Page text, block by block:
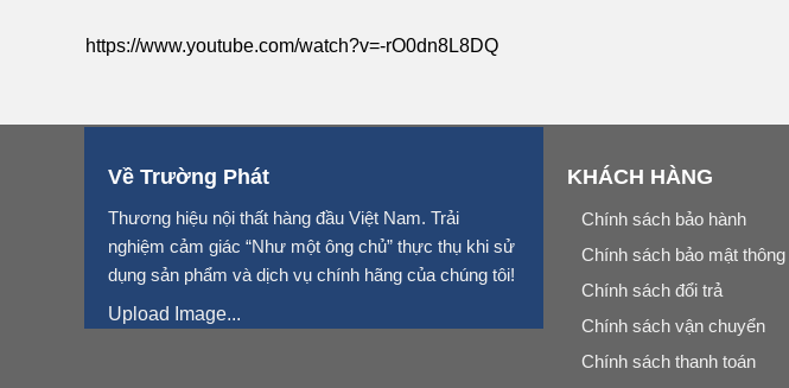
https://www.youtube.com/watch?v=-rO0dn8L8DQ
Về Trường Phát
Thương hiệu nội thất hàng đầu Việt Nam. Trải
nghiệm cảm giác “Như một ông chủ” thực thụ khi sử
dụng sản phẩm và dịch vụ chính hãng của chúng tôi!
Upload Image...
KHÁCH HÀNG
Chính sách bảo hành
Chính sách bảo mật thông
Chính sách đổi trả
Chính sách vận chuyển
Chính sách thanh toán